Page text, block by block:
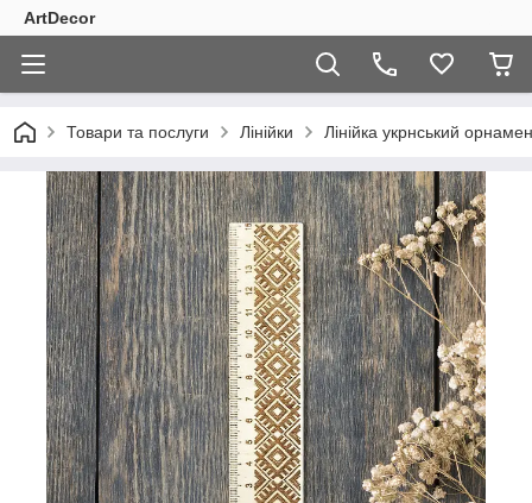
ArtDecor
Товари та послуги Лінійки Лінійка укрнський